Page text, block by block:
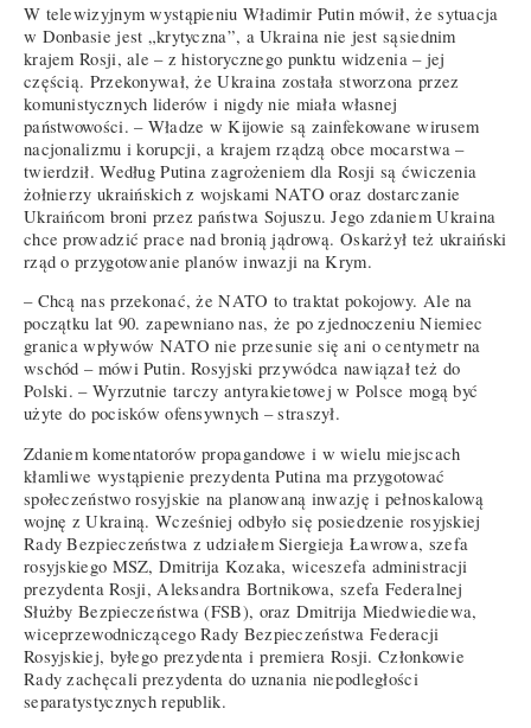
W telewizyjnym wystąpieniu Władimir Putin mówił, że sytuacja
w Donbasie jest „krytyczna”, a Ukraina nie jest sąsiednim
krajem Rosji, ale – z historycznego punktu widzenia – jej
częścią. Przekonywał, że Ukraina została stworzona przez
komunistycznych liderów i nigdy nie miała własnej
państwowości. – Władze w Kijowie są zainfekowane wirusem
nacjonalizmu i korupcji, a krajem rządzą obce mocarstwa –
twierdził. Według Putina zagrożeniem dla Rosji są ćwiczenia
żołnierzy ukraińskich z wojskami NATO oraz dostarczanie
Ukraińcom broni przez państwa Sojuszu. Jego zdaniem Ukraina
chce prowadzić prace nad bronią jądrową. Oskarżył też ukraiński
rząd o przygotowanie planów inwazji na Krym.
– Chcą nas przekonać, że NATO to traktat pokojowy. Ale na
początku lat 90. zapewniano nas, że po zjednoczeniu Niemiec
granica wpływów NATO nie przesunie się ani o centymetr na
wschód – mówi Putin. Rosyjski przywódca nawiązał też do
Polski. – Wyrzutnie tarczy antyrakietowej w Polsce mogą być
użyte do pocisków ofensywnych – straszył.
Zdaniem komentatorów propagandowe i w wielu miejscach
kłamliwe wystąpienie prezydenta Putina ma przygotować
społeczeństwo rosyjskie na planowaną inwazję i pełnoskalową
wojnę z Ukrainą. Wcześniej odbyło się posiedzenie rosyjskiej
Rady Bezpieczeństwa z udziałem Siergieja Ławrowa, szefa
rosyjskiego MSZ, Dmitrija Kozaka, wiceszefa administracji
prezydenta Rosji, Aleksandra Bortnikowa, szefa Federalnej
Służby Bezpieczeństwa (FSB), oraz Dmitrija Miedwiediewa,
wiceprzewodniczącego Rady Bezpieczeństwa Federacji
Rosyjskiej, byłego prezydenta i premiera Rosji. Członkowie
Rady zachęcali prezydenta do uznania niepodległości
separatystycznych republik.